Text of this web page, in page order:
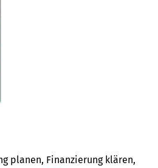
planen, Finanzierung klären,